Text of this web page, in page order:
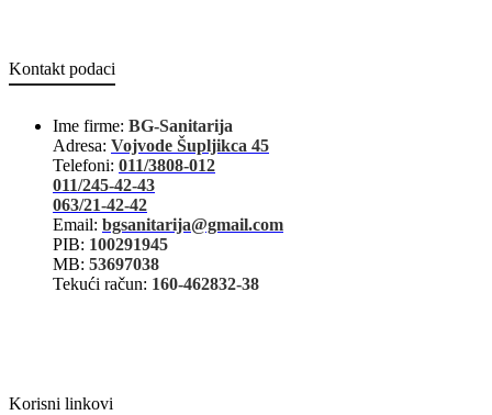
Kontakt podaci
Ime firme: BG-Sanitarija
Adresa: Vojvode Šupljikca 45
Telefoni: 011/3808-012
011/245-42-43
063/21-42-42
Email: bgsanitarija@gmail.com
PIB: 100291945
MB: 53697038
Tekući račun: 160-462832-38
Korisni linkovi